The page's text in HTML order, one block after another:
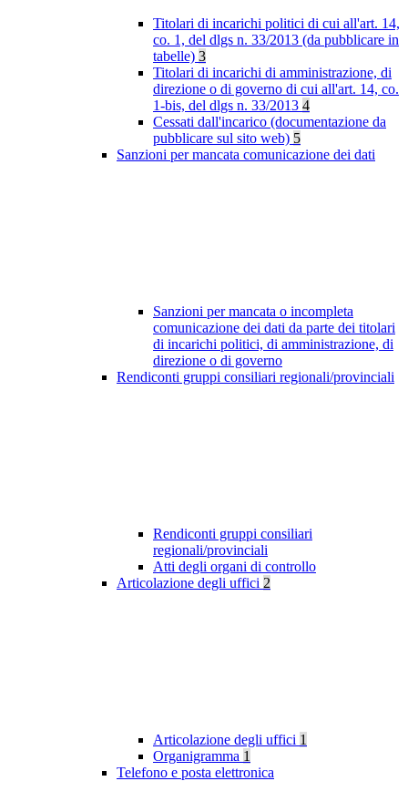
Titolari di incarichi politici di cui all'art. 14,
co. 1, del dlgs n. 33/2013 (da pubblicare in
tabelle) 3
Titolari di incarichi di amministrazione, di
direzione o di governo di cui all'art. 14, co.
1-bis, del dlgs n. 33/2013 4
Cessati dall'incarico (documentazione da
pubblicare sul sito web) 5
Sanzioni per mancata comunicazione dei dati
Sanzioni per mancata o incompleta
comunicazione dei dati da parte dei titolari
di incarichi politici, di amministrazione, di
direzione o di governo
Rendiconti gruppi consiliari regionali/provinciali
Rendiconti gruppi consiliari
regionali/provinciali
Atti degli organi di controllo
Articolazione degli uffici 2
Articolazione degli uffici 1
Organigramma 1
Telefono e posta elettronica